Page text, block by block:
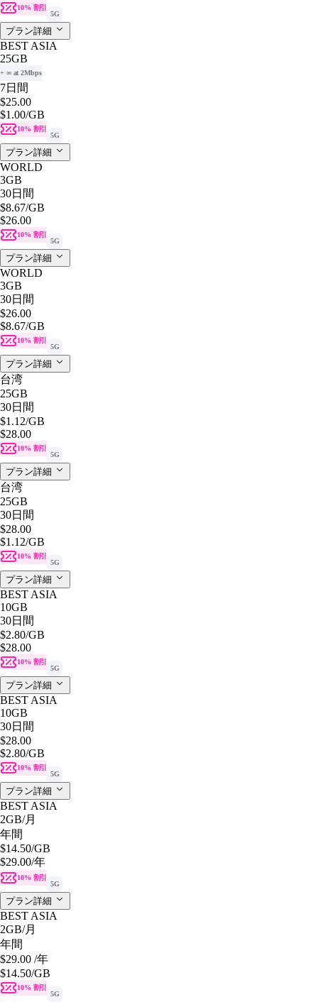
10% 割引
5G
プラン詳細
BEST ASIA
25GB
+ ∞ at 2Mbps
7日間
$25.00
$1.00/GB
10% 割引
5G
プラン詳細
WORLD
3GB
30日間
$8.67/GB
$26.00
10% 割引
5G
プラン詳細
WORLD
3GB
30日間
$26.00
$8.67/GB
10% 割引
5G
プラン詳細
台湾
25GB
30日間
$1.12/GB
$28.00
10% 割引
5G
プラン詳細
台湾
25GB
30日間
$28.00
$1.12/GB
10% 割引
5G
プラン詳細
BEST ASIA
10GB
30日間
$2.80/GB
$28.00
10% 割引
5G
プラン詳細
BEST ASIA
10GB
30日間
$28.00
$2.80/GB
10% 割引
5G
プラン詳細
BEST ASIA
2GB/月
年間
$14.50/GB
$29.00/年
10% 割引
5G
プラン詳細
BEST ASIA
2GB/月
年間
$29.00 /年
$14.50/GB
10% 割引
5G